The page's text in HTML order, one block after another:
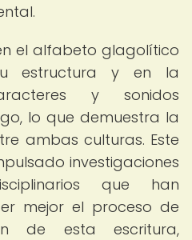
el alfabeto glagolítico
estructura y en la
y sonidos
lo que demuestra la
ambas culturas. Este
investigaciones
que han
mejor el proceso de
de esta escritura,